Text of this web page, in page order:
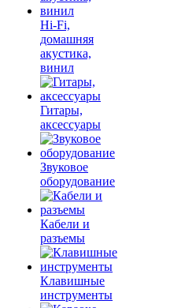
Hi-Fi,
домашняя
акустика,
винил
Гитары,
аксессуары
Звуковое
оборудование
Кабели и
разъемы
Клавишные
инструменты